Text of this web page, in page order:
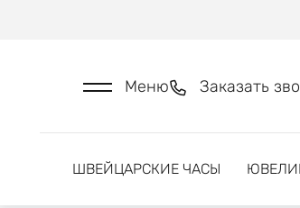
Меню Заказать
ШВЕЙЦАРСКИЕ ЧАСЫ